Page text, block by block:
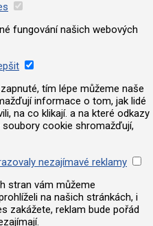
fungování našich webových
tím lépe můžeme naše
informace o tom, jak lidé
na co klikají. a na které odkazy
cookie shromažďují,
nezajímavé reklamy
stran vám můžeme
na našich stránkách, i
zakážete, reklam bude pořád